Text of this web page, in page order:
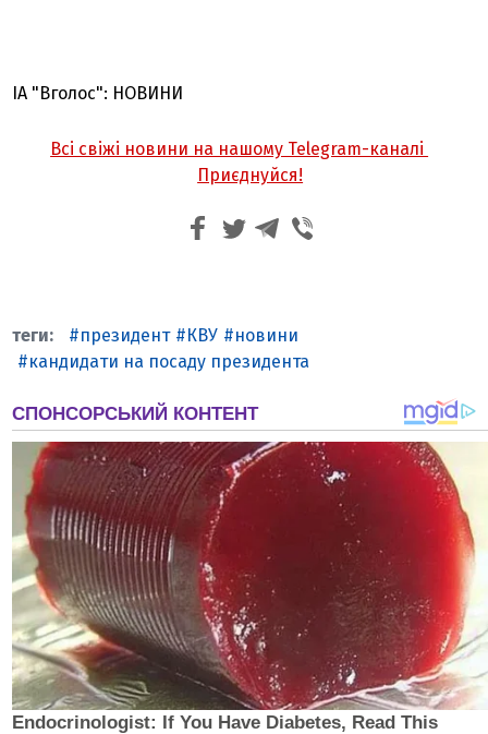
ІА "Вголос": НОВИНИ
Всі свіжі новини на нашому Telegram-каналі
Приєднуйся!
президент КВУ
новини
кандидати на посаду президента